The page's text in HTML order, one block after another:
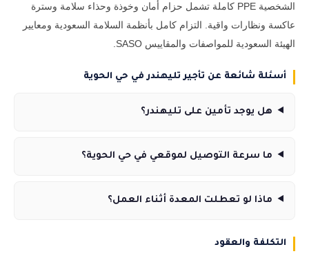
الشخصية PPE كاملة تشمل حزام أمان وخوذة وحذاء سلامة وسترة
عاكسة ونظارات واقية. التزام كامل بأنظمة السلامة السعودية ومعايير
الهيئة السعودية للمواصفات والمقاييس SASO.
أسئلة شائعة عن تأجير تليهندر في حي الحوية
هل يوجد تأمين على تليهندر؟
ما سرعة التوصيل لموقعي في حي الحوية؟
ماذا لو تعطلت المعدة أثناء العمل؟
التكلفة والعقود